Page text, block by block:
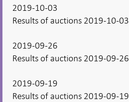
2019-10-03
Results of auctions 2019-10-03
2019-09-26
Results of auctions 2019-09-26
2019-09-19
Results of auctions 2019-09-19